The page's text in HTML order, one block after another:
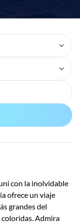
con la inolvidable
ofrece un viaje
grandes del
Admira